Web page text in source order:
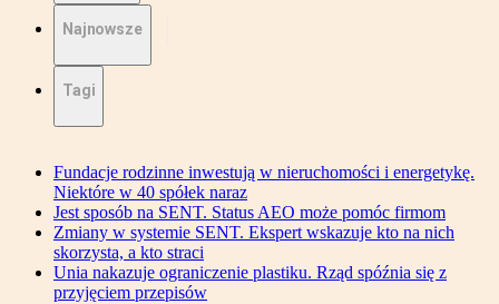
Najnowsze
Tagi
Fundacje rodzinne inwestują w nieruchomości i energetykę.
Niektóre w 40 spółek naraz
Jest sposób na SENT. Status AEO może pomóc firmom
Zmiany w systemie SENT. Ekspert wskazuje kto na nich
skorzysta, a kto straci
Unia nakazuje ograniczenie plastiku. Rząd spóźnia się z
przyjęciem przepisów